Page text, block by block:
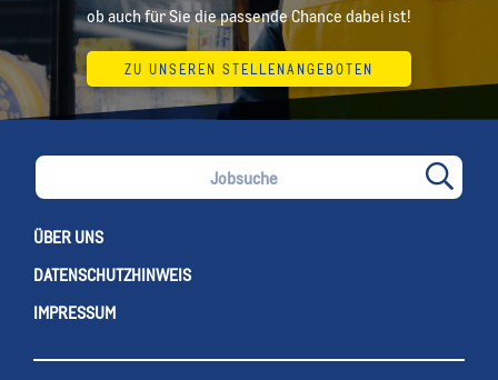
ob auch für Sie die passende Chance dabei ist!
ZU UNSEREN STELLENANGEBOTEN
ÜBER UNS
DATENSCHUTZHINWEIS
IMPRESSUM